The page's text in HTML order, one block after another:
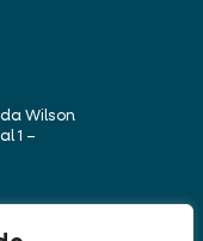
Wilson
1 –